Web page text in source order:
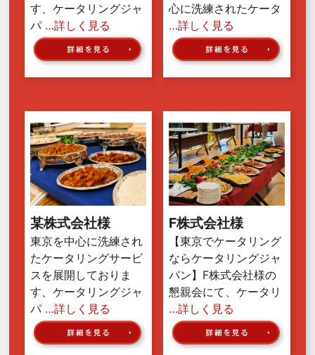
す、ケータリングジャ
パ …詳しく見る
心に洗練されたケータ
…詳しく見る
某株式会社様
東京を中心に洗練され
たケータリングサービ
スを展開しておりま
す、ケータリングジャ
パ …詳しく見る
F株式会社様
【東京でケータリング
ならケータリングジャ
パン】F株式会社様の
懇親会にて、ケータリ
…詳しく見る